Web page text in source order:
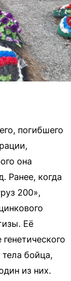
погибшего
она
Ранее, когда
200»,
Её
бойца,
из них.